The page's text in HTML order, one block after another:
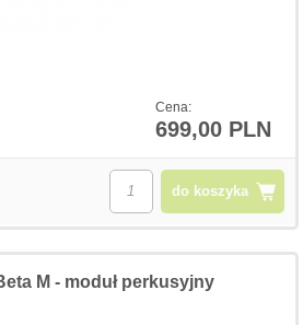
Cena:
699,00 PLN
do koszyka
M - moduł perkusyjny